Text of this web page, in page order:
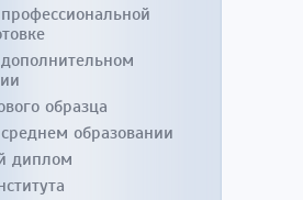
образца
образовании
диплом